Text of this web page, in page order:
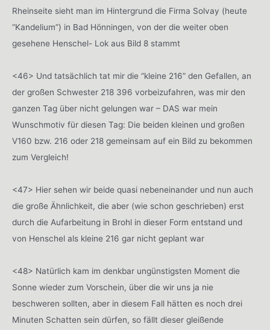
Rheinseite sieht man im Hintergrund die Firma Solvay (heute
“Kandelium”) in Bad Hönningen, von der die weiter oben
gesehene Henschel- Lok aus Bild 8 stammt
<46> Und tatsächlich tat mir die “kleine 216” den Gefallen, an
der großen Schwester 218 396 vorbeizufahren, was mir den
ganzen Tag über nicht gelungen war – DAS war mein
Wunschmotiv für diesen Tag: Die beiden kleinen und großen
V160 bzw. 216 oder 218 gemeinsam auf ein Bild zu bekommen
zum Vergleich!
<47> Hier sehen wir beide quasi nebeneinander und nun auch
die große Ähnlichkeit, die aber (wie schon geschrieben) erst
durch die Aufarbeitung in Brohl in dieser Form entstand und
von Henschel als kleine 216 gar nicht geplant war
<48> Natürlich kam im denkbar ungünstigsten Moment die
Sonne wieder zum Vorschein, über die wir uns ja nie
beschweren sollten, aber in diesem Fall hätten es noch drei
Minuten Schatten sein dürfen, so fällt dieser gleißende